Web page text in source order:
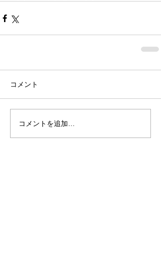
コメント
コメントを追加…